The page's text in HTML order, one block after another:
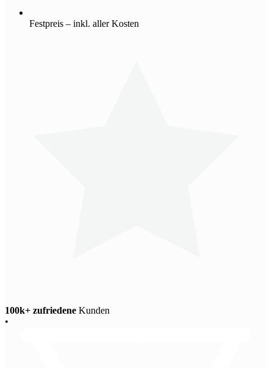
Festpreis – inkl. aller Kosten
100k+ zufriedene Kunden
•